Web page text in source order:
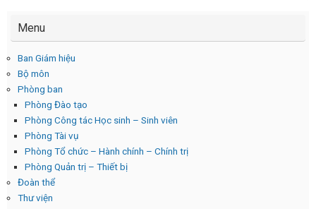
Menu
Ban Giám hiệu
Bộ môn
Phòng ban
Phòng Đào tạo
Phòng Công tác Học sinh – Sinh viên
Phòng Tài vụ
Phòng Tổ chức – Hành chính – Chính trị
Phòng Quản trị – Thiết bị
Đoàn thể
Thư viện